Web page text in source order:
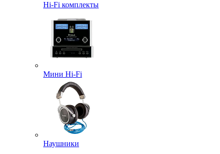
Hi-Fi комплекты
Мини Hi-Fi
Наушники